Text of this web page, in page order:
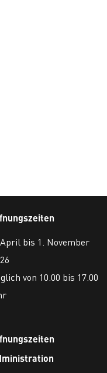
bis 1. November
von 10.00 bis 17.00